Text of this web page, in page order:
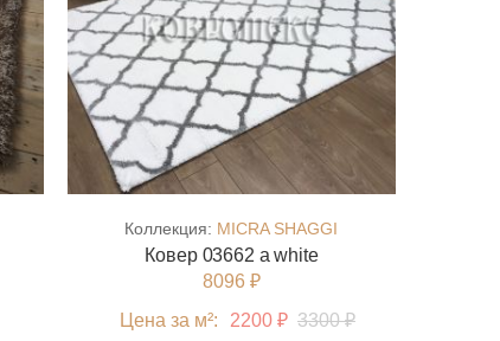
Коллекция: MICRA SHAGGI
Ковер 03662 a white
8096 ₽
Цена за м²:
2200 ₽ 3300 ₽